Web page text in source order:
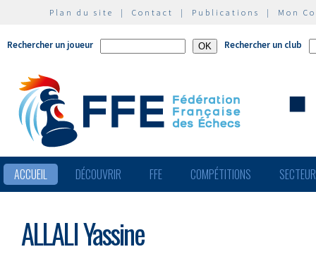
Plan du site | Contact | Publications | Mon
Rechercher un joueur Rechercher un club
ACCUEIL DÉCOUVRIR FFE COMPÉTITIONS
ALLALI Yassine